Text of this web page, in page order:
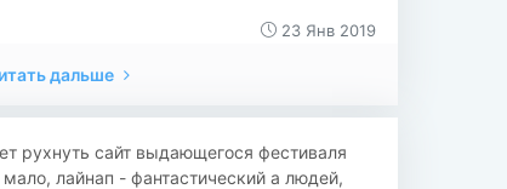
23 Янв 2019
дальше
рухнуть сайт выдающегося фестиваля
лайнап - фантастический а людей,